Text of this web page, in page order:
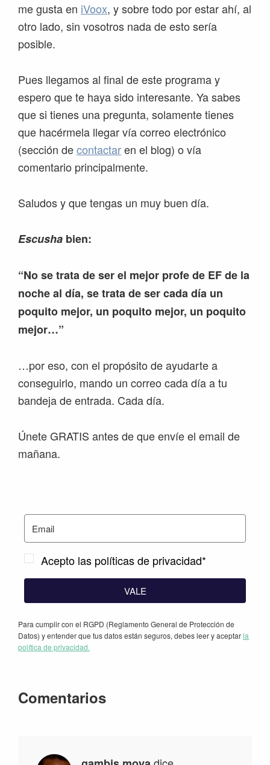
me gusta en iVoox, y sobre todo por estar ahí, al
otro lado, sin vosotros nada de esto sería
posible.
Pues llegamos al final de este programa y
espero que te haya sido interesante. Ya sabes
que si tienes una pregunta, solamente tienes
que hacérmela llegar vía correo electrónico
(sección decontactaren el blog) o vía
comentario principalmente.
Saludos y que tengas un muy buen día.
Escusha bien:
“No se trata de ser el mejor profe de EF de la
noche al día, se trata de ser cada día un
poquito mejor, un poquito mejor, un poquito
mejor…”
…por eso, con el propósito de ayudarte a
conseguirlo, mando un correo cada día a tu
bandeja de entrada. Cada día.
Únete GRATIS antes de que envíe el email de
mañana.
Acepto las políticas de privacidad*
VALE
Para cumplir con el RGPD (Reglamento General de Protección de
Datos) y entender que tus datos están seguros, debes leer y aceptarla
política de privacidad.
Interacciones
lectores
Comentarios